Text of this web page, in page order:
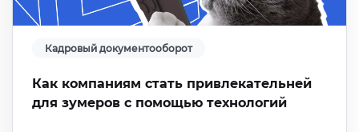
Кадровый документооборот
Как компаниям стать привлекательней
для зумеров с помощью технологий